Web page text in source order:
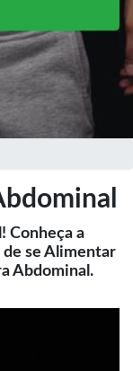
Conheça a
de se Alimentar
Abdominal.